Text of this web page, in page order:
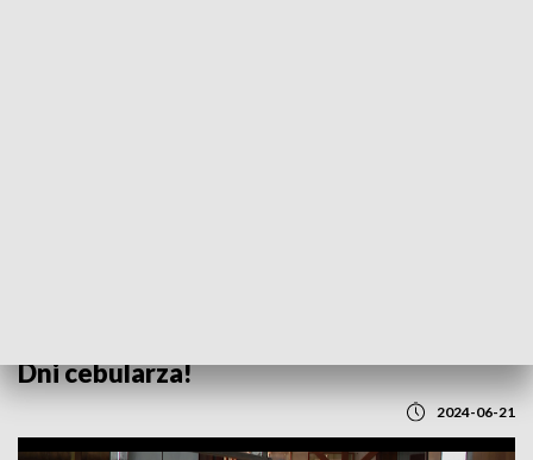
Dni cebularza!
2024-06-21